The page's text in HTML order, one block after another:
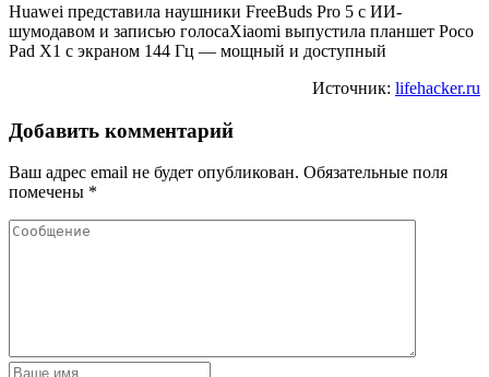
Huawei представила наушники FreeBuds Pro 5 с ИИ-
шумодавом и записью голосаXiaomi выпустила планшет Poco
Pad X1 с экраном 144 Гц — мощный и доступный
Источник: lifehacker.ru
Добавить комментарий
Ваш адрес email не будет опубликован. Обязательные поля
помечены *